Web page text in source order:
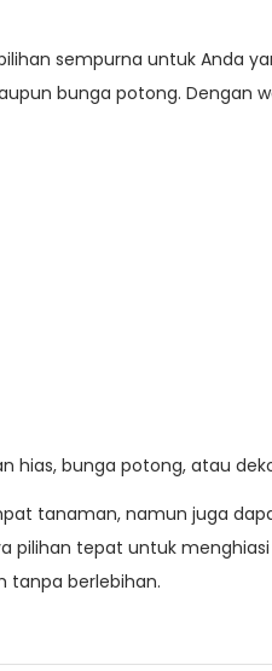
sempurna untuk Anda
bunga potong. Dengan
hias, bunga potong, atau
tanaman, namun juga
pilihan tepat untuk
tanpa berlebihan.